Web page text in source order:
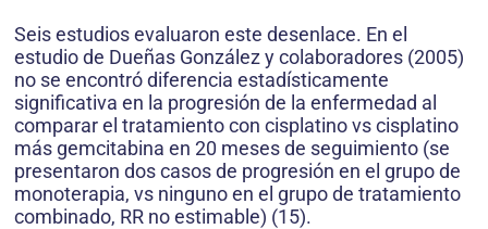
Seis estudios evaluaron este desenlace. En el
estudio de Dueñas González y colaboradores (2005)
no se encontró diferencia estadísticamente
significativa en la progresión de la enfermedad al
comparar el tratamiento con cisplatino vs cisplatino
más gemcitabina en 20 meses de seguimiento (se
presentaron dos casos de progresión en el grupo de
monoterapia, vs ninguno en el grupo de tratamiento
combinado, RR no estimable) (15).